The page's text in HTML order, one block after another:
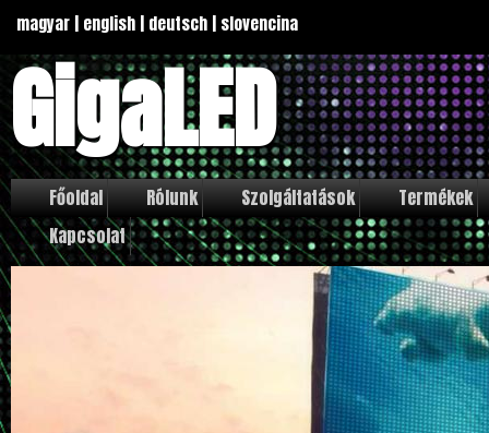
magyar | english | deutsch | slovencina
GigaLED
Főoldal Rólunk Szolgáltatások
Termékek
Kapcsolat